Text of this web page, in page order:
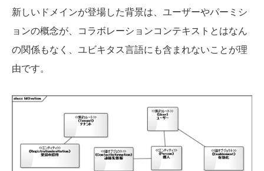
新しいドメインが登場した背景は、ユーザーやパーミシ
ョンの概念が、コラボレーションコンテキストとはなん
の関係もなく、ユビキタス言語にも含まれないことが理
由です。